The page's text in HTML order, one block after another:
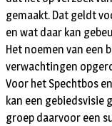
gemaakt. Dat geldt
en wat daar kan
Het noemen van een
verwachtingen
Voor het Spechtbos
kan een gebiedsvisie
groep daarvoor een